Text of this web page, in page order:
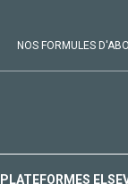
NOS FORMULES
PLATEFORMES